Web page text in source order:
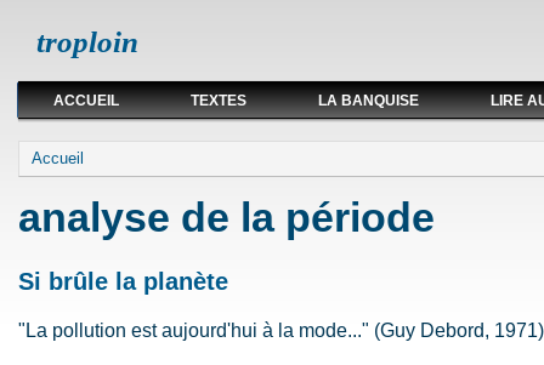
troploin
ACCUEIL TEXTES LA BANQUISE LIRE
Vous êtes ici
Accueil
analyse de la période
Si brûle la planète
"La pollution est aujourd'hui à la mode..." (Guy Debord, 1971)